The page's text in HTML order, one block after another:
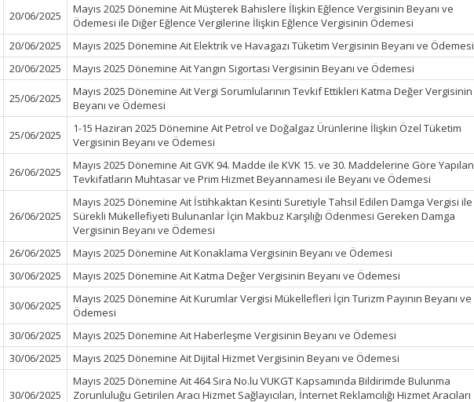
20/06/2025
Mayıs 2025 Dönemine Ait Müşterek Bahislere İlişkin Eğlence Vergisinin Beyanı ve
Ödemesi ile Diğer Eğlence Vergilerine İlişkin Eğlence Vergisinin Ödemesi
20/06/2025
Mayıs 2025 Dönemine Ait Elektrik ve Havagazı Tüketim Vergisinin Beyanı ve Ödemesi
20/06/2025 Mayıs 2025 Dönemine Ait Yangın Sigortası Vergisinin Beyanı ve Ödemesi
25/06/2025
Mayıs 2025 Dönemine Ait Vergi Sorumlularının Tevkif Ettikleri Katma Değer Vergisinin
Beyanı ve Ödemesi
25/06/2025
1-15 Haziran 2025 Dönemine Ait Petrol ve Doğalgaz Ürünlerine İlişkin Özel Tüketim
Vergisinin Beyanı ve Ödemesi
26/06/2025
Mayıs 2025 Dönemine Ait GVK 94. Madde ile KVK 15. ve 30. Maddelerine Göre Yapılan
Tevkifatların Muhtasar ve Prim Hizmet Beyannamesi ile Beyanı ve Ödemesi
26/06/2025
Mayıs 2025 Dönemine Ait İstihkaktan Kesinti Suretiyle Tahsil Edilen Damga Vergisi ile
Sürekli Mükellefiyeti Bulunanlar İçin Makbuz Karşılığı Ödenmesi Gereken Damga
Vergisinin Beyanı ve Ödemesi
26/06/2025
Mayıs 2025 Dönemine Ait Konaklama Vergisinin Beyanı ve Ödemesi
30/06/2025 Mayıs 2025 Dönemine Ait Katma Değer Vergisinin Beyanı ve Ödemesi
30/06/2025
Mayıs 2025 Dönemine Ait Kurumlar Vergisi Mükellefleri İçin Turizm Payının Beyanı ve
Ödemesi
30/06/2025
Mayıs 2025 Dönemine Ait Haberleşme Vergisinin Beyanı ve Ödemesi
30/06/2025 Mayıs 2025 Dönemine Ait Dijital Hizmet Vergisinin Beyanı ve Ödemesi
30/06/2025
Mayıs 2025 Dönemine Ait 464 Sıra No.lu VUKGT Kapsamında Bildirimde Bulunma
Zorunluluğu Getirilen Aracı Hizmet Sağlayıcıları, İnternet Reklamcılığı Hizmet Aracıları